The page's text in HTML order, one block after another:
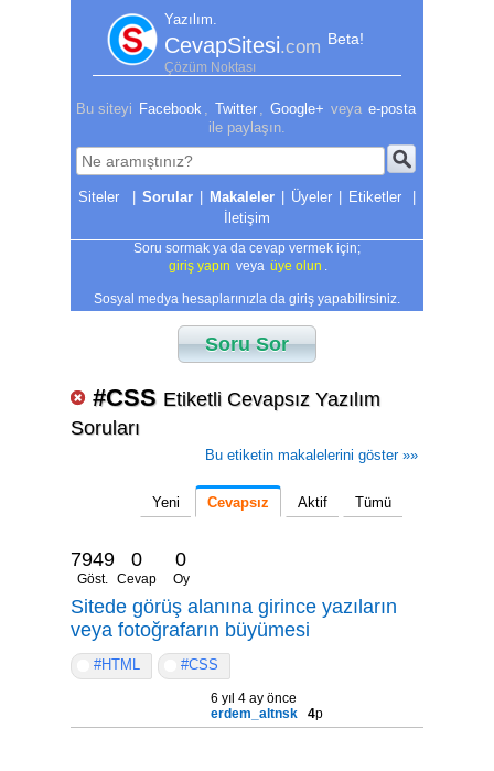
Yazılım.
CevapSitesi.com Beta!
Çözüm Noktası
Bu siteyi Facebook Twitter Google+ veya e-posta
ile paylaşın.
| Sorular | Makaleler | Üyeler | Etiketler
|
İletişim
Soru sormak ya da cevap vermek için;
giriş yapın veya üye olun
Sosyal medya hesaplarınızla da giriş yapabilirsiniz.
Soru Sor
#CSS Etiketli Cevapsız Yazılım
Soruları
Bu etiketin makalelerini göster »»
Yeni Cevapsız Aktif Tümü
7949
Göst.
0
Cevap
0
Oy
Sitede görüş alanına girince yazıların
veya fotoğrafarın büyümesi
#HTML #CSS
6 yıl 4 ay önce
erdem_altnsk
4p